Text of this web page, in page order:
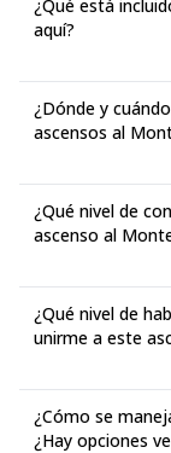
¿Qué está
aquí?
¿Dónde y
ascensos al
¿Qué nivel de
ascenso al
¿Qué nivel de
unirme a este
¿Cómo se
¿Hay opciones